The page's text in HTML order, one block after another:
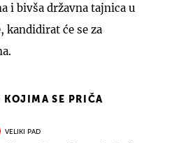
i bivša državna tajnica u
će se za
SE PRIČA
VELIKI PAD